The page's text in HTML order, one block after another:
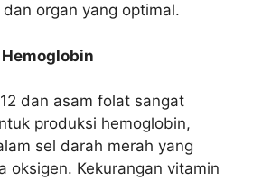
organ yang optimal.
dan asam folat sangat
produksi hemoglobin,
sel darah merah yang
oksigen. Kekurangan vitamin